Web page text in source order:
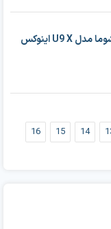
ماشین لباسشویی پاکشوما مدل U9 X اینوکس
14
15
16